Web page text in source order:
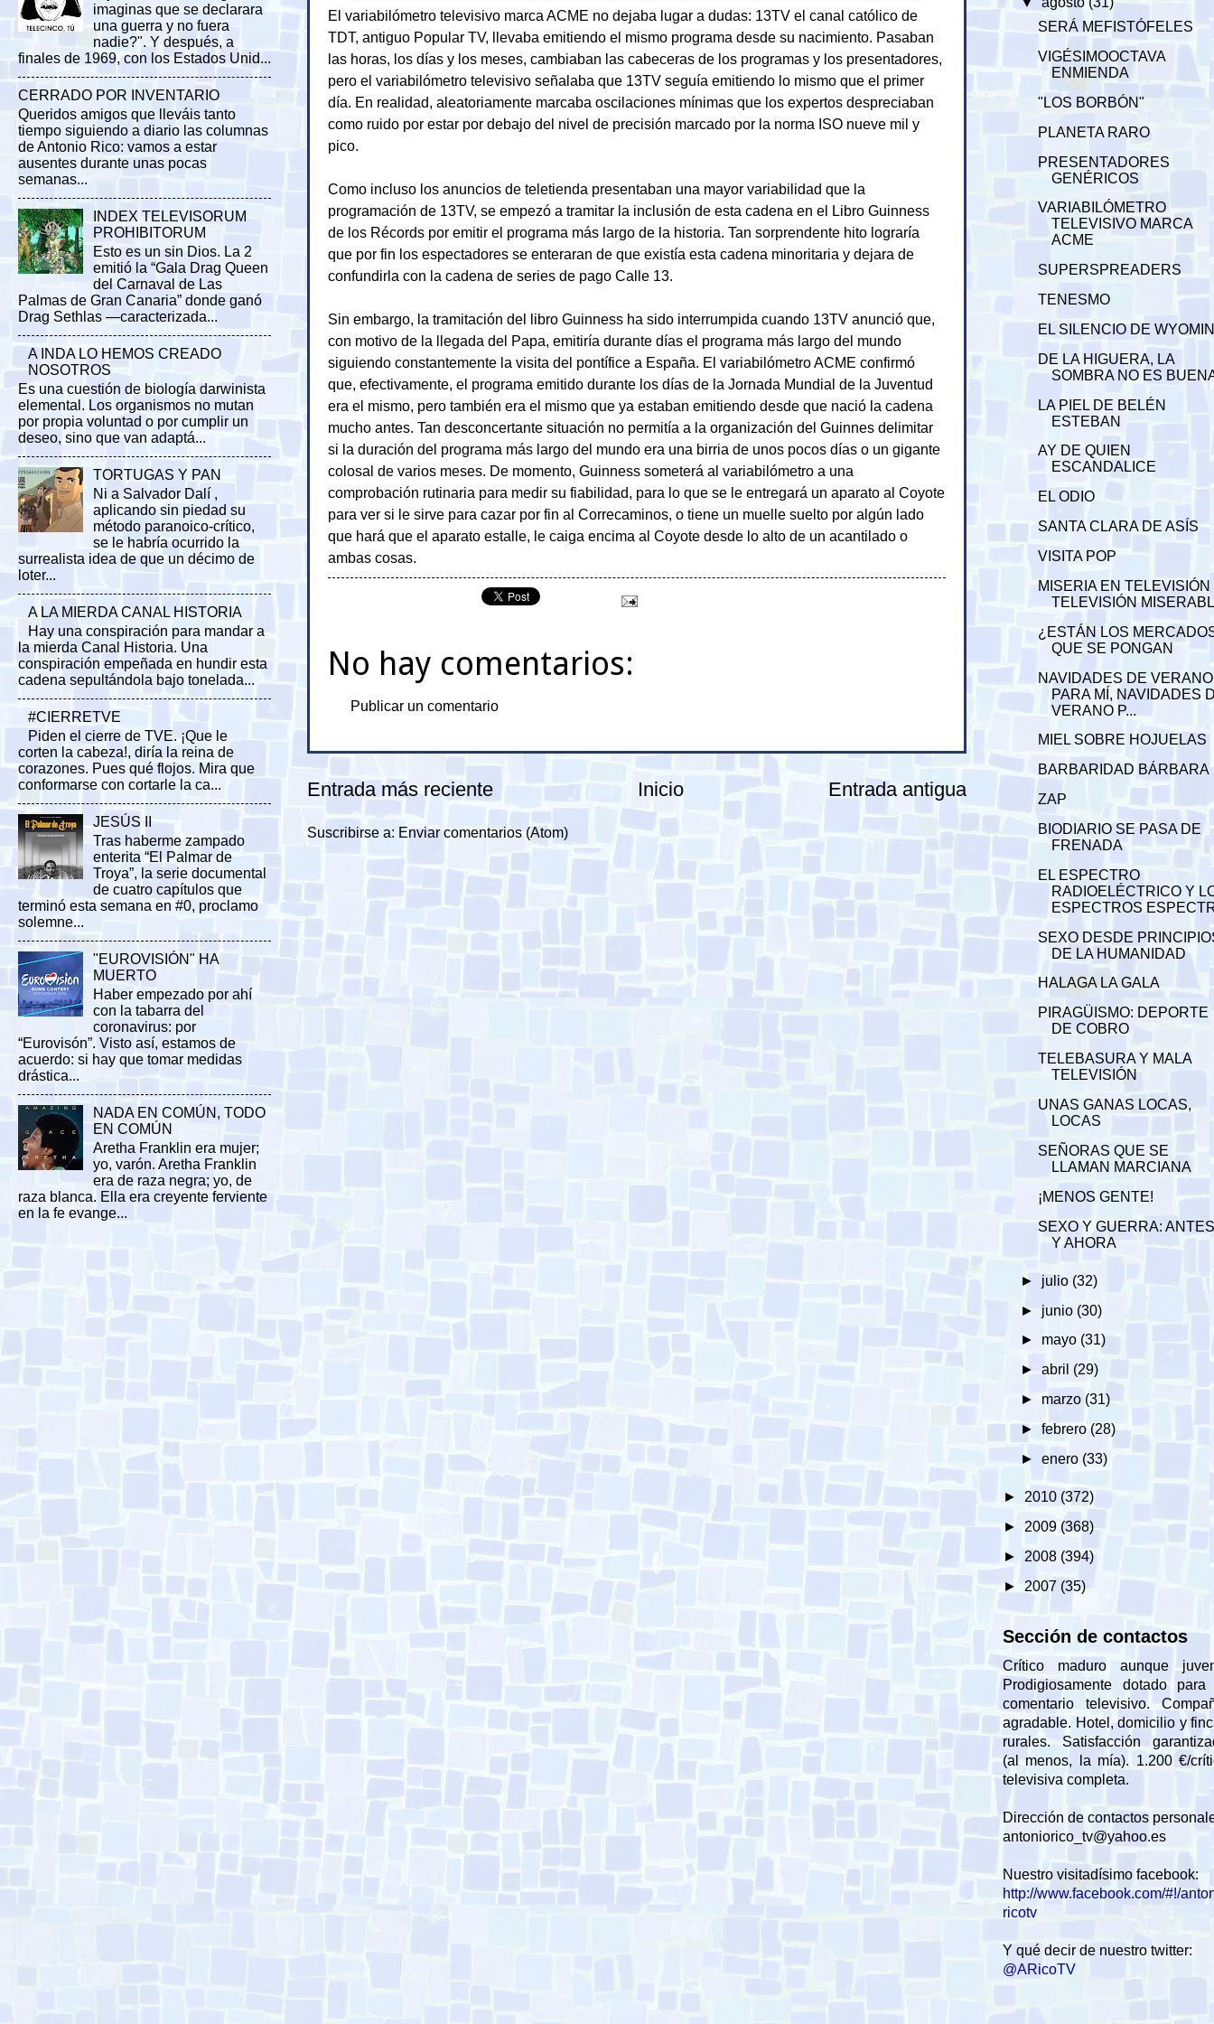
El variabilómetro televisivo marca ACME no dejaba lugar a dudas: 13TV el canal católico de
TDT, antiguo Popular TV, llevaba emitiendo el mismo programa desde su nacimiento. Pasaban
las horas, los días y los meses, cambiaban las cabeceras de los programas y los presentadores,
pero el variabilómetro televisivo señalaba que 13TV seguía emitiendo lo mismo que el primer
día. En realidad, aleatoriamente marcaba oscilaciones mínimas que los expertos despreciaban
como ruido por estar por debajo del nivel de precisión marcado por la norma ISO nueve mil y
pico.
Como incluso los anuncios de teletienda presentaban una mayor variabilidad que la
programación de 13TV, se empezó a tramitar la inclusión de esta cadena en el Libro Guinness
de los Récords por emitir el programa más largo de la historia. Tan sorprendente hito lograría
que por fin los espectadores se enteraran de que existía esta cadena minoritaria y dejara de
confundirla con la cadena de series de pago Calle 13.
Sin embargo, la tramitación del libro Guinness ha sido interrumpida cuando 13TV anunció que,
con motivo de la llegada del Papa, emitiría durante días el programa más largo del mundo
siguiendo constantemente la visita del pontífice a España. El variabilómetro ACME confirmó
que, efectivamente, el programa emitido durante los días de la Jornada Mundial de la Juventud
era el mismo, pero también era el mismo que ya estaban emitiendo desde que nació la cadena
mucho antes. Tan desconcertante situación no permitía a la organización del Guinnes delimitar
si la duración del programa más largo del mundo era una birria de unos pocos días o un gigante
colosal de varios meses. De momento, Guinness someterá al variabilómetro a una
comprobación rutinaria para medir su fiabilidad, para lo que se le entregará un aparato al Coyote
para ver si le sirve para cazar por fin al Correcaminos, o tiene un muelle suelto por algún lado
que hará que el aparato estalle, le caiga encima al Coyote desde lo alto de un acantilado o
ambas cosas.
No hay comentarios:
Publicar un comentario
Entrada más reciente Entrada antigua
Inicio
Suscribirse a: Enviar comentarios (Atom)
imaginas que se declarara
una guerra y no fuera
nadie?". Y después, a
finales de 1969, con los Estados Unid...
CERRADO POR INVENTARIO
Queridos amigos que lleváis tanto
tiempo siguiendo a diario las columnas
de Antonio Rico: vamos a estar
ausentes durante unas pocas
semanas...
INDEX TELEVISORUM
PROHIBITORUM
Esto es un sin Dios. La 2
emitió la “Gala Drag Queen
del Carnaval de Las
Palmas de Gran Canaria” donde ganó
Drag Sethlas —caracterizada...
A INDA LO HEMOS CREADO
NOSOTROS
Es una cuestión de biología darwinista
elemental. Los organismos no mutan
por propia voluntad o por cumplir un
deseo, sino que van adaptá...
TORTUGAS Y PAN
Ni a Salvador Dalí ,
aplicando sin piedad su
método paranoico-crítico,
se le habría ocurrido la
surrealista idea de que un décimo de
loter...
A LA MIERDA CANAL HISTORIA
Hay una conspiración para mandar a
la mierda Canal Historia. Una
conspiración empeñada en hundir esta
cadena sepultándola bajo tonelada...
#CIERRETVE
Piden el cierre de TVE. ¡Que le
corten la cabeza!, diría la reina de
corazones. Pues qué flojos. Mira que
conformarse con cortarle la ca...
JESÚS II
Tras haberme zampado
enterita “El Palmar de
Troya”, la serie documental
de cuatro capítulos que
terminó esta semana en #0, proclamo
solemne...
"EUROVISIÓN" HA
MUERTO
Haber empezado por ahí
con la tabarra del
coronavirus: por
“Eurovisón”. Visto así, estamos de
acuerdo: si hay que tomar medidas
drástica...
NADA EN COMÚN, TODO
EN COMÚN
Aretha Franklin era mujer;
yo, varón. Aretha Franklin
era de raza negra; yo, de
raza blanca. Ella era creyente ferviente
en la fe evange...
SERÁ MEFISTÓFELES
VIGÉSIMOOCTAVA
ENMIENDA
"LOS BORBÓN"
PLANETA RARO
PRESENTADORES
GENÉRICOS
VARIABILÓMETRO
TELEVISIVO MARCA
ACME
SUPERSPREADERS
TENESMO
EL SILENCIO DE
DE LA HIGUERA, LA
SOMBRA NO ES
LA PIEL DE BELÉN
ESTEBAN
AY DE QUIEN
ESCANDALICE
EL ODIO
SANTA CLARA DE ASÍS
VISITA POP
MISERIA EN TELEVISIÓN
TELEVISIÓN
¿ESTÁN LOS
QUE SE PONGAN
NAVIDADES DE VERANO
PARA MÍ, NAVIDADES
VERANO P...
MIEL SOBRE HOJUELAS
BARBARIDAD BÁRBARA
ZAP
BIODIARIO SE PASA DE
FRENADA
EL ESPECTRO
RADIOELÉCTRICO Y
ESPECTROS
SEXO DESDE
DE LA HUMANIDAD
HALAGA LA GALA
PIRAGÜISMO: DEPORTE
DE COBRO
TELEBASURA Y MALA
TELEVISIÓN
UNAS GANAS LOCAS,
LOCAS
SEÑORAS QUE SE
LLAMAN MARCIANA
¡MENOS GENTE!
SEXO Y GUERRA:
Y AHORA
► julio (32)
► junio (30)
► mayo (31)
► abril (29)
► marzo (31)
► febrero (28)
► enero (33)
► 2010 (372)
► 2009(368)
► 2008 (394)
► 2007 (35)
Sección de contactos
Crítico maduro aunque
Prodigiosamente dotado
comentario televisivo.
agradable. Hotel, domicilio y
rurales. Satisfacción
(al menos, la mía). 1.200 €/
televisiva completa.
Dirección de contactos
antoniorico_tv@yahoo.es
Nuestro visitadísimo facebook:
http://www.facebook.com/#!/
ricotv
Y qué decir de nuestro twitter:
@ARicoTV